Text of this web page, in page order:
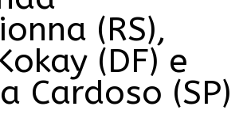
(RS),
(DF) e
Cardoso (SP)